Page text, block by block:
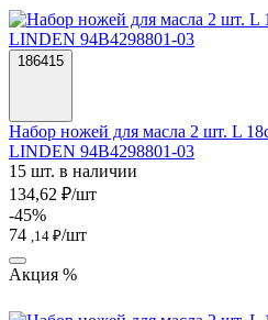
186415
Набор ножей для масла 2 шт. L
LINDEN 94B4298801-03
15 шт. в наличии
134,62 ₽/шт
-45%
74 ,14 ₽/шт
Акция %